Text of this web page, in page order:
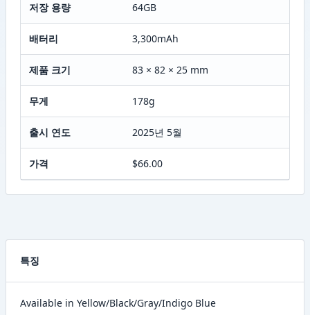
저장 용량 64GB
배터리 3,300mAh
제품 크기 83 × 82 × 25 mm
무게 178g
출시 연도 2025년 5월
가격 $66.00
특징
Available in Yellow/Black/Gray/Indigo Blue